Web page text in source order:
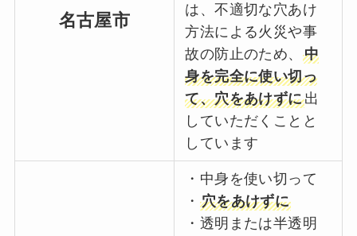
名古屋市
は、不適切な穴あけ
方法による火災や事
故の防止のため、 中
身を完全に使い切っ
て、穴をあけずに出
していただくことと
しています
・中身を使い切って
・ 穴をあけずに
・透明または半透明